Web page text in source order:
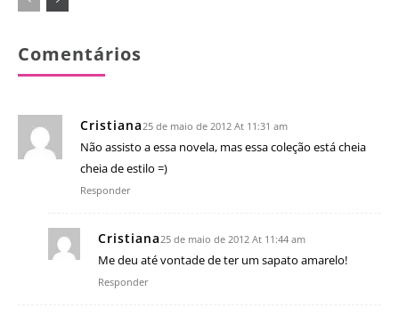
Comentários
Cristiana25 de maio de 2012 At 11:31 am
Não assisto a essa novela, mas essa coleção está cheia
cheia de estilo =)
Responder
Cristiana25 de maio de 2012 At 11:44 am
Me deu até vontade de ter um sapato amarelo!
Responder